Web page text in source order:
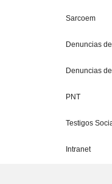
Sarcoem
Denuncias
Denuncias
PNT
Testigos
Intranet